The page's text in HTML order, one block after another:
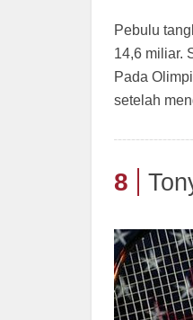
Pebulu
14,6 miliar.
Pada
setelah
8